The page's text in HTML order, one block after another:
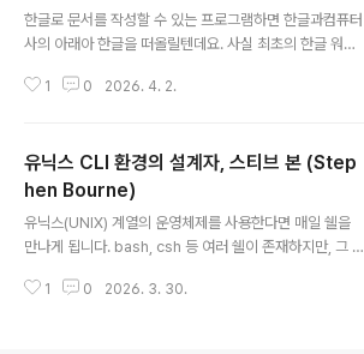
한글로 문서를 작성할 수 있는 프로그램하면 한글과컴퓨터
사의 아래아 한글을 떠올릴텐데요. 사실 최초의 한글 워드
당 워드)입니다. 무려 애플컴퓨터에서 실행되던 워드프로
토론토 대학을 마치고 1982년 한국에서 3개월 머무르게
됩니다. 한국과학재단에서 운영한, 교포 학생을 우리나라
회사의 인턴으로 초대하는 프로그램에 선발됩니다. 강태진
님은 3달동안 한국에 머무르면서 한국의 현실을 알게 됩니
다. 당시 애플 컴퓨터(카피컴퓨터 포함)가 널리 사용되고
있었지만 애플 운영체제에서 동작하는 한글 소프트웨어는
1 0 2026. 4. 2.
유닉스 CLI 환경의 설계자, 스티브 본 (Step
hen Bourne)
유닉스(UNIX) 계열의 운영체제를 사용한다면 매일 쉘을
만나게 됩니다. bash, csh 등 여러 쉘이 존재하지만, 그 원
즉 쉘이지만, 정식 명칭은 본셸로 유닉스 7에서 기본쉘로
1 0 2026. 3. 30.